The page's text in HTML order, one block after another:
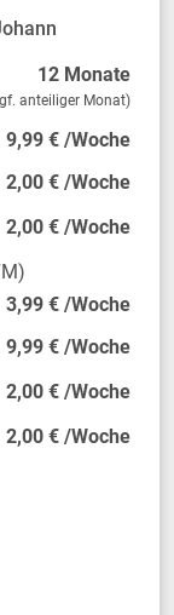
12 Monate
anteiliger Monat)
9,99 € /Woche
2,00 € /Woche
2,00 € /Woche
3,99 € /Woche
9,99 € /Woche
2,00 € /Woche
2,00 € /Woche